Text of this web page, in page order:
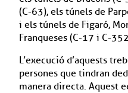
(C-63), els túnels de
i els túnels de Figaró,
Franqueses (C-17 i C-
L’execució d’aquests
persones que tindran
manera directa. Aquest